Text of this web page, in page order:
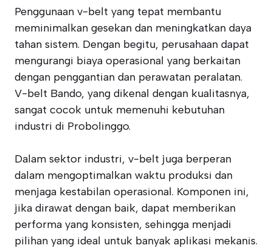
Penggunaan v-belt yang tepat membantu
meminimalkan gesekan dan meningkatkan daya
tahan sistem. Dengan begitu, perusahaan dapat
mengurangi biaya operasional yang berkaitan
dengan penggantian dan perawatan peralatan.
V-belt Bando, yang dikenal dengan kualitasnya,
sangat cocok untuk memenuhi kebutuhan
industri di Probolinggo.
Dalam sektor industri, v-belt juga berperan
dalam mengoptimalkan waktu produksi dan
menjaga kestabilan operasional. Komponen ini,
jika dirawat dengan baik, dapat memberikan
performa yang konsisten, sehingga menjadi
pilihan yang ideal untuk banyak aplikasi mekanis.